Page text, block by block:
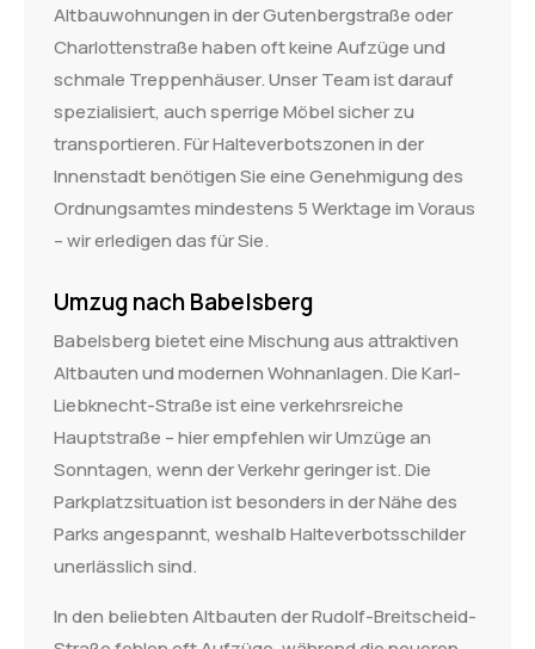
Altbauwohnungen in der Gutenbergstraße oder
Charlottenstraße haben oft keine Aufzüge und
schmale Treppenhäuser. Unser Team ist darauf
spezialisiert, auch sperrige Möbel sicher zu
transportieren. Für Halteverbotszonen in der
Innenstadt benötigen Sie eine Genehmigung des
Ordnungsamtes mindestens 5 Werktage im Voraus
– wir erledigen das für Sie.
Umzug nach Babelsberg
Babelsberg bietet eine Mischung aus attraktiven
Altbauten und modernen Wohnanlagen. Die Karl-
Liebknecht-Straße ist eine verkehrsreiche
Hauptstraße – hier empfehlen wir Umzüge an
Sonntagen, wenn der Verkehr geringer ist. Die
Parkplatzsituation ist besonders in der Nähe des
Parks angespannt, weshalb Halteverbotsschilder
unerlässlich sind.
In den beliebten Altbauten der Rudolf-Breitscheid-